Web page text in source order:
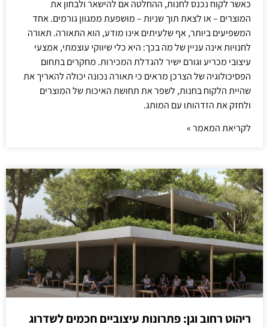
כאשר לקוח נכנס לחנות, ההחלטה אם להישאר ולבחון את
המוצרים – או לצאת תוך שניות – מושפעת ממגוון גורמים. אחד
המשפיעים ביותר, אף שלעיתים אינו מודע, הוא התאורה. תאורה
לחנויות אינה עניין של מה בכך: היא כלי שיווקי עוצמתי, אמצעי
עיצובי מכריע וגורם ישיר להגדלת המכירות. מחקרים בתחום
הפסיכולוגיה של הצרכן מראים כי תאורה נכונה יכולה להאריך את
שהיית הלקוח בחנות, לשפר את תחושת האיכות של המוצרים
ולחזק את הזדהותו עם המותג.
לקריאת המאמר »
ריהוט רחוב וגן: פתרונות עיצוביים חכמים לשדרוג